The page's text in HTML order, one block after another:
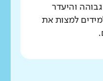
והיעדר
למצות את